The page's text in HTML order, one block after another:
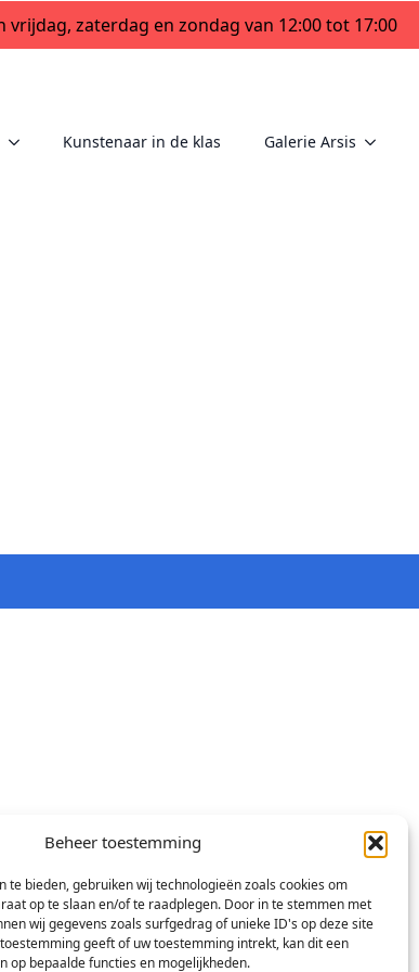
Beheer toestemming
te bieden, gebruiken wij technologieën zoals cookies om
op te slaan en/of te raadplegen. Door in te stemmen met
wij gegevens zoals surfgedrag of unieke ID's op deze site
geeft of uw toestemming intrekt, kan dit een
op bepaalde functies en mogelijkheden.
vrijdag, zaterdag en zondag van 12:00 tot 17:00
Kunstenaar in de klas Galerie Arsis